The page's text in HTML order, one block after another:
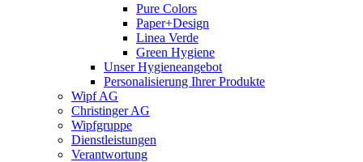
Pure Colors
Paper+Design
Linea Verde
Green Hygiene
Unser Hygieneangebot
Personalisierung Ihrer Produkte
Wipf AG
Christinger AG
Wipfgruppe
Dienstleistungen
Verantwortung